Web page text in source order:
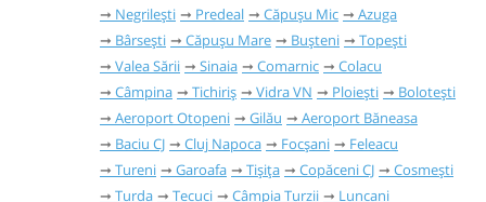
Negrilești
Predeal Căpușu Mic
Azuga
Bârsești
Căpușu Mare Bușteni
Topești
Valea Sării
Sinaia Comarnic
Colacu
Câmpina
Tichiriș Vidra VN Ploiești
Bolotești
Aeroport Otopeni
Gilău
Aeroport Băneasa
Baciu CJ
Cluj Napoca Focșani
Feleacu
Tureni
Garoafa Tișița Copăceni CJ
Cosmești
Turda
Tecuci Câmpia Turzii
Luncani